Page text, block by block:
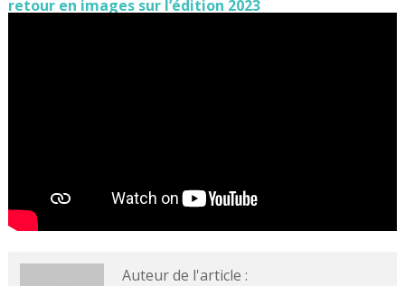
retour en images sur l’édition 2023
Auteur de l'article :